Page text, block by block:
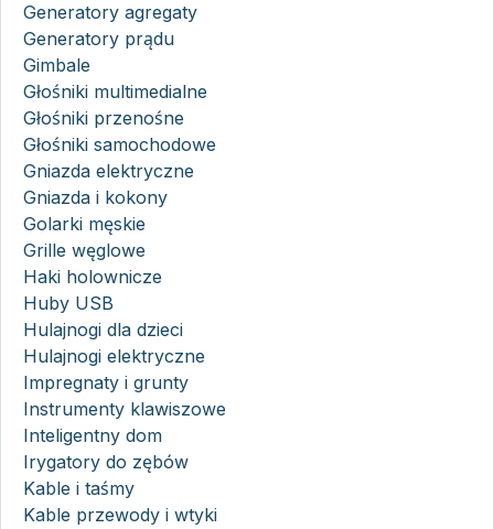
Generatory agregaty
Generatory prądu
Gimbale
Głośniki multimedialne
Głośniki przenośne
Głośniki samochodowe
Gniazda elektryczne
Gniazda i kokony
Golarki męskie
Grille węglowe
Haki holownicze
Huby USB
Hulajnogi dla dzieci
Hulajnogi elektryczne
Impregnaty i grunty
Instrumenty klawiszowe
Inteligentny dom
Irygatory do zębów
Kable i taśmy
Kable przewody i wtyki